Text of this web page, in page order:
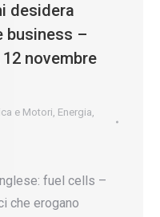
desidera
business –
novembre
e Motori, Energia,
fuel cells –
che erogano